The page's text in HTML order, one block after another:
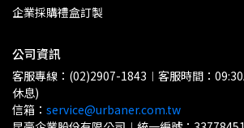
企業採購禮盒訂製
公司資訊
客服專線：(02)2907-1843︱客服時間：
休息)
信箱： service@urbaner.com.tw